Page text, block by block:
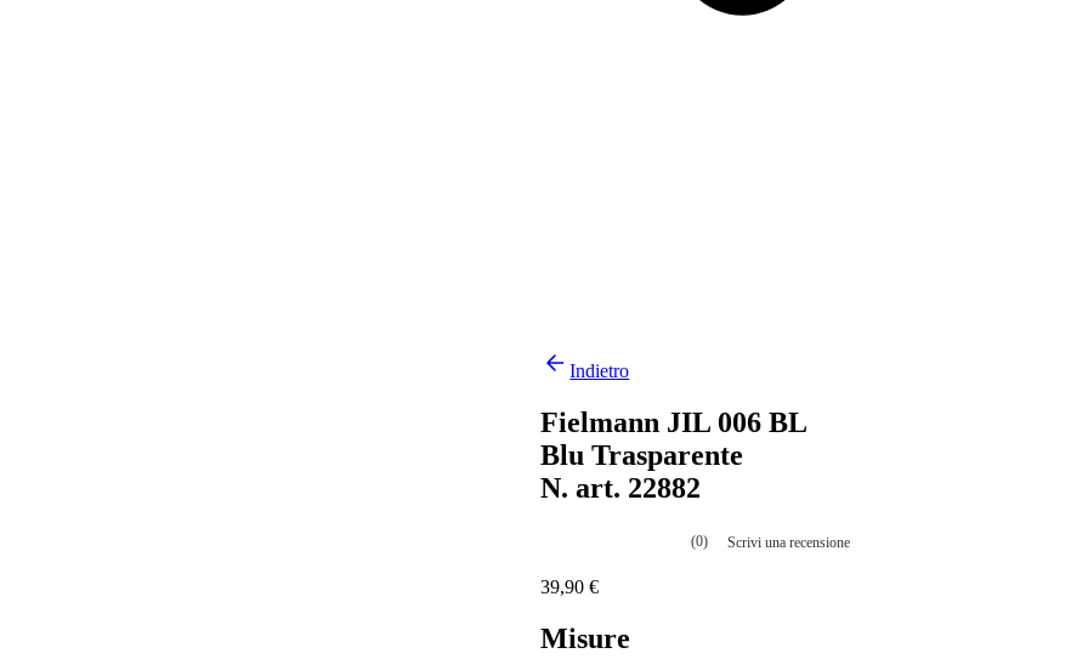
Indietro
Fielmann JIL 006 BL
Blu Trasparente
N. art. 22882
La
media
è
(0) Scrivi una recensione
39,90 €
Misure